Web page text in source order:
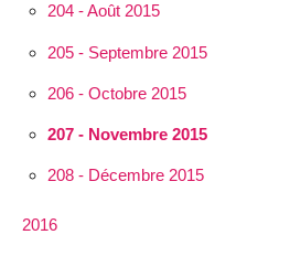
204 - Août 2015
205 - Septembre 2015
206 - Octobre 2015
207 - Novembre 2015
208 - Décembre 2015
2016